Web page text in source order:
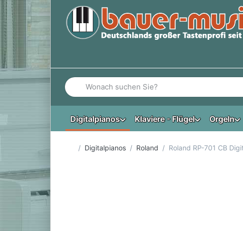
Geben Sie einen Suchbegriff ein. Während Sie
Digitalpianos Klaviere - Flügel Orgeln
Startseite
Digitalpianos Roland Roland RP-701 CB